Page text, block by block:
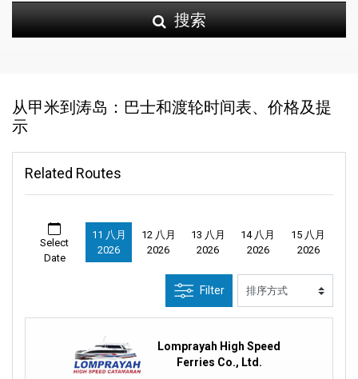
搜索
从甲米到涛岛：巴士和渡轮时间表、价格及提
示
Related Routes
Select
Date
11 八月
2026
12 八月
2026
13 八月
2026
14 八月
2026
15 八月
2026
Filter
Lomprayah High Speed
Ferries Co., Ltd.